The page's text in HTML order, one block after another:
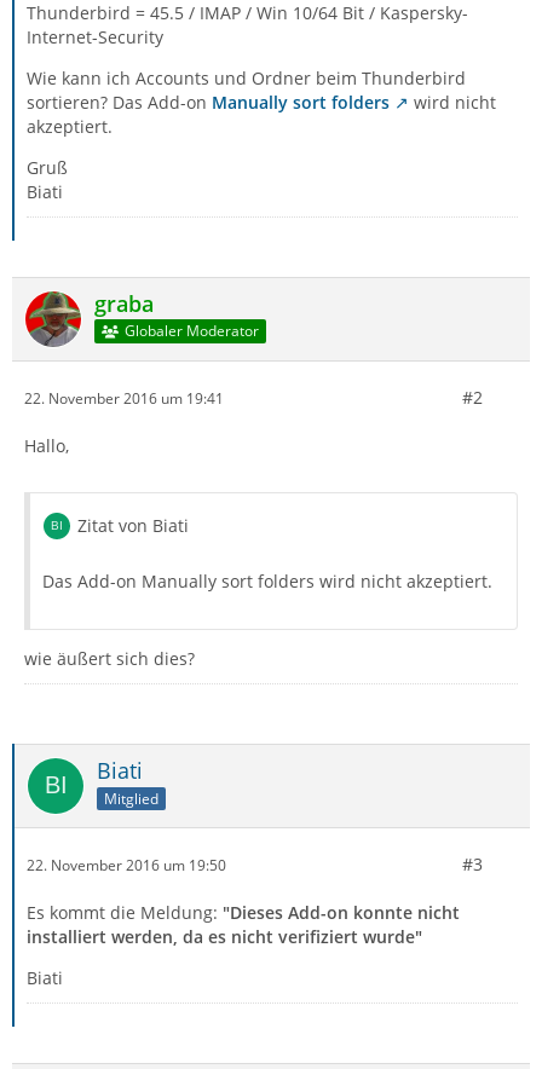
Thunderbird = 45.5 / IMAP / Win 10/64 Bit / Kaspersky-
Internet-Security
Wie kann ich Accounts und Ordner beim Thunderbird
sortieren? Das Add-on Manually sort folders
wird nicht
akzeptiert.
Gruß
Biati
graba
Globaler Moderator
22. November 2016 um 19:41 #2
Hallo,
Zitat von Biati
Das Add-on Manually sort folders wird nicht akzeptiert.
wie äußert sich dies?
Biati
Mitglied
22. November 2016 um 19:50 #3
Es kommt die Meldung: "Dieses Add-on konnte nicht
installiert werden, da es nicht verifiziert wurde"
Biati